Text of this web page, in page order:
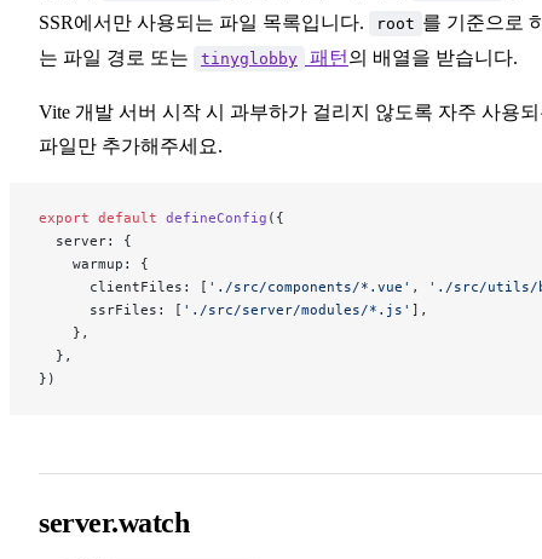
SSR에서만 사용되는 파일 목록입니다.
root 를 기준으로
는 파일 경로 또는
tinyglobby 패턴 의 배열을 받습니다.
Vite 개발 서버 시작 시 과부하가 걸리지 않도록 자주 사용
파일만 추가해주세요.
export default defineConfig ({
  server: {
    warmup: {
      clientFiles: [
'./src/components/*.vue' ,
'./src/utils/
      ssrFiles: [
'./src/server/modules/*.js' ],
    },
  },
})
server.watch